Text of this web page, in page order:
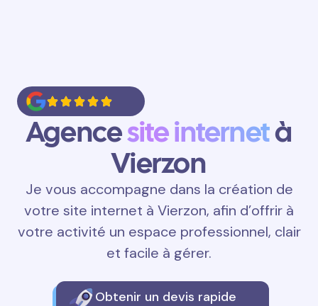
Agencesite internetà
Vierzon
Je vous accompagne dans la création de
votre site internet à Vierzon, afin d’offrir à
votre activité un espace professionnel, clair
et facile à gérer.
Obtenir un devis rapide